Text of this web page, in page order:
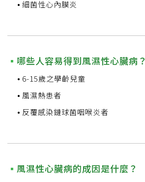
細菌性心內膜炎
哪些人容易得到風濕性心臟病？
6-15歲之學齡兒童
風濕熱患者
反覆感染鏈球菌咽喉炎者
風濕性心臟病的成因是什麼？